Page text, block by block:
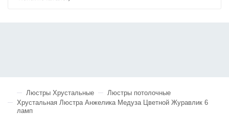
Люстры Хрустальные
Люстры потолочные
Хрустальная Люстра Анжелика Медуза Цветной Журавлик 6
ламп